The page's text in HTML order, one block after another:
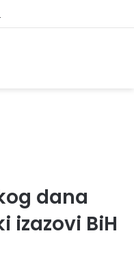
od 138.000 KM
dana
izazovi BiH